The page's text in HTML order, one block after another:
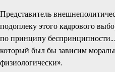
Представитель
подоплеку этого кадрового
по принципу беспринципности…
который был бы зависим
физиологически».